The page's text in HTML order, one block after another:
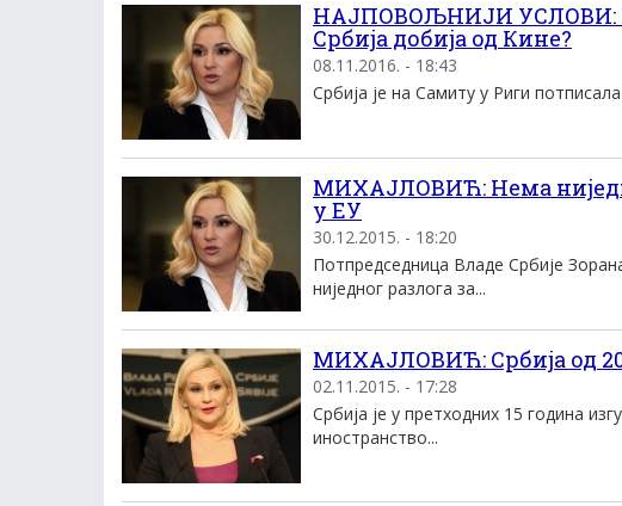
НАЈПОВОЉНИЈИ УСЛОВИ:
Србија добија од Кине?
08.11.2016. - 18:43
Србија је на Самиту у Риги
МИХАЈЛОВИЋ: Нема
у EУ
30.12.2015. - 18:20
Потпредседница Владе Србиjе
ниjедног разлога за...
МИХАЈЛОВИЋ: Србија од
02.11.2015. - 17:28
Србија је у претходних 15 година
иностранство...